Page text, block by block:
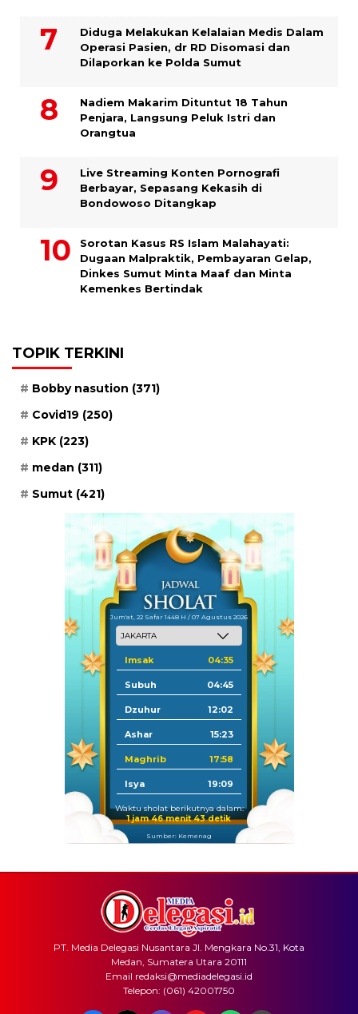
Diduga Melakukan Kelalaian Medis Dalam
Operasi Pasien, dr RD Disomasi dan
Dilaporkan ke Polda Sumut
​Nadiem Makarim Dituntut 18 Tahun
Penjara, Langsung Peluk Istri dan
Orangtua
Live Streaming Konten Pornografi
Berbayar, Sepasang Kekasih di
Bondowoso Ditangkap
Sorotan Kasus RS Islam Malahayati:
Dugaan Malpraktik, Pembayaran Gelap,
Dinkes Sumut Minta Maaf dan Minta
Kemenkes Bertindak
TOPIK TERKINI
Bobby nasution (371)
Covid19 (250)
KPK (223)
medan (311)
Sumut (421)
Jum'at, 22 Safar 1448 H / 07 Agustus 2026
Imsak 04:35
Subuh 04:45
Dzuhur 12:02
Ashar 15:23
Maghrib 17:58
Isya 19:09
Waktu sholat berikutnya dalam:
1 jam 46 menit 43 detik
Sumber: Kemenag
PT. Media Delegasi Nusantara Jl. Mengkara No.31, Kota
Medan, Sumatera Utara 20111
Email redaksi@mediadelegasi.id
Telepon: (061) 42001750